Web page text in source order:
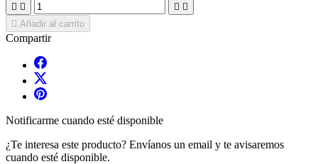
   
 Añadir al carrito
Compartir
Notificarme cuando esté disponible
¿Te interesa este producto? Envíanos un email y te avisaremos
cuando esté disponible.